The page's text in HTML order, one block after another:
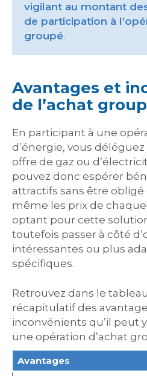
vigilant au montant
de participation à
groupé.
Avantages et
de l’achat
En participant à une
d’énergie, vous
offre de gaz ou
pouvez donc espérer
attractifs sans être
même les prix de
optant pour cette
toutefois passer à côté
intéressantes ou plus
spécifiques.
Retrouvez dans le
récapitulatif des
inconvénients qu’il peut
une opération d’achat
Avantages